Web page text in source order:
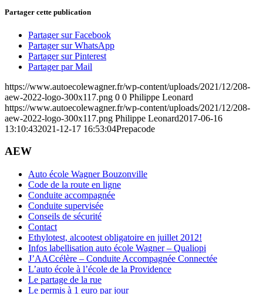
Partager cette publication
Partager sur Facebook
Partager sur WhatsApp
Partager sur Pinterest
Partager par Mail
https://www.autoecolewagner.fr/wp-content/uploads/2021/12/208-
aew-2022-logo-300x117.png 0 0 Philippe Leonard
https://www.autoecolewagner.fr/wp-content/uploads/2021/12/208-
aew-2022-logo-300x117.png Philippe Leonard2017-06-16
13:10:432021-12-17 16:53:04Prepacode
AEW
Auto école Wagner Bouzonville
Code de la route en ligne
Conduite accompagnée
Conduite supervisée
Conseils de sécurité
Contact
Ethylotest, alcootest obligatoire en juillet 2012!
Infos labellisation auto école Wagner – Qualiopi
J’AACcélère – Conduite Accompagnée Connectée
L’auto école à l’école de la Providence
Le partage de la rue
Le permis à 1 euro par jour